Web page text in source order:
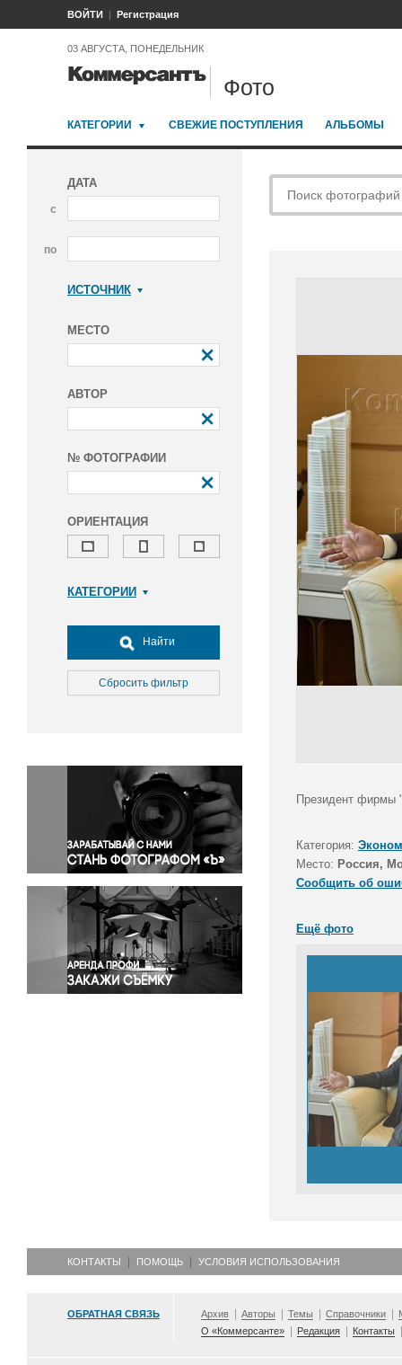
ВОЙТИ Регистрация
03 АВГУСТА, ПОНЕДЕЛЬНИК
Фото
КАТЕГОРИИ СВЕЖИЕ ПОСТУПЛЕНИЯ АЛЬБОМЫ
ДАТА
с
по
ИСТОЧНИК
МЕСТО
АВТОР
№ ФОТОГРАФИИ
ОРИЕНТАЦИЯ
КАТЕГОРИИ
Досуг, туризм и отдых
Культура
Медицина
Окружающая среда
Политика
Правосудие
Происшествия и конфликты
Религия
Светская жизнь
Спорт
Экология
Экономика и бизнес
Найти
Сбросить фильтр
Президент фирмы
Категория:
Место: Россия,
Сообщить об
Ещё фото
КОНТАКТЫ ПОМОЩЬ УСЛОВИЯ ИСПОЛЬЗОВАНИЯ
ОБРАТНАЯ СВЯЗЬ Архив Авторы Темы Справочники
О «Коммерсанте»
Редакция Контакты